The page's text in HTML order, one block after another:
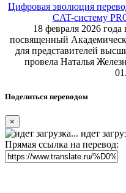
Цифровая эволюция
CAT-систему
18 февраля 2026
посвященный
для представителей
провела Наталья
Поделиться переводом
×
идет
Прямая ссылка на перевод: